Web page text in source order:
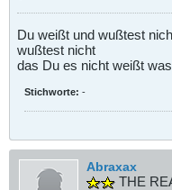
Du weißt und wußtest
wußtest nicht
das Du es nicht weißt
Stichworte: -
Abraxax
THE